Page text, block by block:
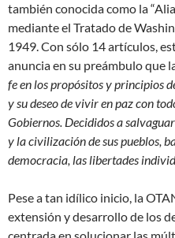
también conocida como la
mediante el Tratado de
1949. Con sólo 14 artículos,
anuncia en su preámbulo que
fe en los propósitos y principios
y su deseo de vivir en paz con
Gobiernos. Decididos a
y la civilización de sus pueblos,
democracia, las libertades
Pese a tan idílico inicio, la
extensión y desarrollo de los